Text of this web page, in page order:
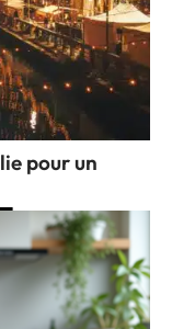
pour un